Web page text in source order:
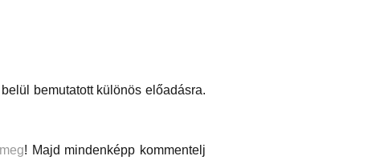
bemutatott különös előadásra.
! Majd mindenképp kommentelj